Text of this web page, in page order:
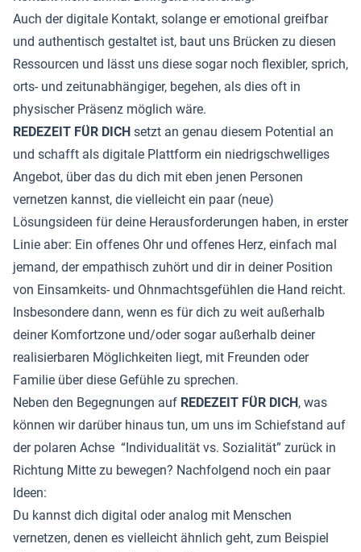
Auch der digitale Kontakt, solange er emotional greifbar
und authentisch gestaltet ist, baut uns Brücken zu diesen
Ressourcen und lässt uns diese sogar noch flexibler, sprich,
orts- und zeitunabhängiger, begehen, als dies oft in
physischer Präsenz möglich wäre.
REDEZEIT FÜR DICH setzt an genau diesem Potential an
und schafft als digitale Plattform ein niedrigschwelliges
Angebot, über das du dich mit eben jenen Personen
vernetzen kannst, die vielleicht ein paar (neue)
Lösungsideen für deine Herausforderungen haben, in erster
Linie aber: Ein offenes Ohr und offenes Herz, einfach mal
jemand, der empathisch zuhört und dir in deiner Position
von Einsamkeits- und Ohnmachtsgefühlen die Hand reicht.
Insbesondere dann, wenn es für dich zu weit außerhalb
deiner Komfortzone und/oder sogar außerhalb deiner
realisierbaren Möglichkeiten liegt, mit Freunden oder
Familie über diese Gefühle zu sprechen.
Neben den Begegnungen auf REDEZEIT FÜR DICH, was
können wir darüber hinaus tun, um uns im Schiefstand auf
der polaren Achse “Individualität vs. Sozialität” zurück in
Richtung Mitte zu bewegen? Nachfolgend noch ein paar
Ideen:
Du kannst dich digital oder analog mit Menschen
vernetzen, denen es vielleicht ähnlich geht, zum Beispiel